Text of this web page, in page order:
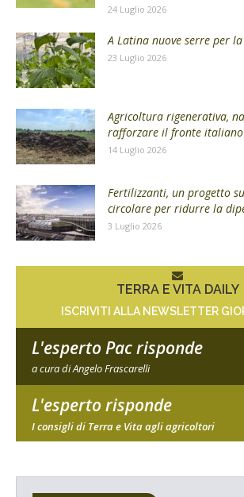
24 Luglio 2026
A Latina nuove serre per
23 Luglio 2026
Agricoltura rigenerativa,
rafforzare il fronte italiano
14 Luglio 2026
Fertilizzanti, un progetto
circolare per ridurre la
3 Luglio 2026
TERRA E VITA DAILY
ISCRIVITI ALLA NEWSLETTER
L'esperto Pac risponde
a cura di Angelo Frascarelli
L'esperto risponde
I consigli di Terra e Vita agli agricoltori